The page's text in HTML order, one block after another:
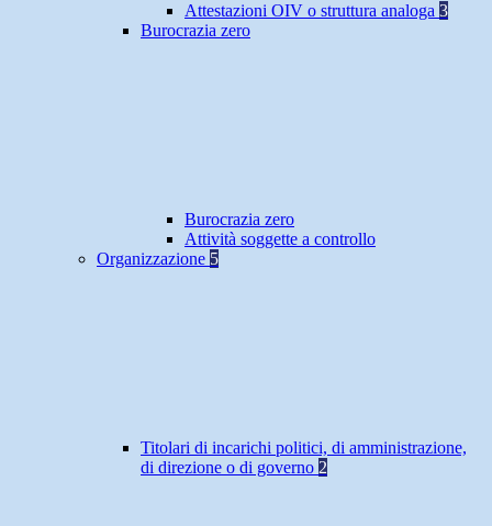
Attestazioni OIV o struttura analoga 3
Burocrazia zero
Burocrazia zero
Attività soggette a controllo
Organizzazione 5
Titolari di incarichi politici, di amministrazione,
di direzione o di governo 2